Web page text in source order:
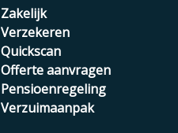
Zakelijk
Verzekeren
Quickscan
Offerte aanvragen
Pensioenregeling
Verzuimaanpak